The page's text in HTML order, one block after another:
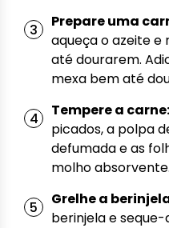
Prepare uma
aqueça o azeite e
até dourarem.
mexa bem até
Tempere a carne:
picados, a polpa
defumada e as
molho absorvente.
Grelhe a
berinjela e